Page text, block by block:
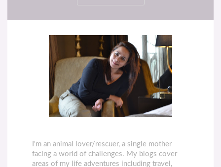
I'm an animal lover/rescuer, a single mother
facing a world of challenges. My blogs cover
areas of my life adventures including travel,